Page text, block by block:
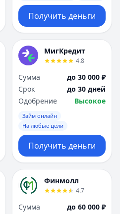
Получить деньги
МигКредит
4.8
Сумма
до 30 000 ₽
Срок
до 30 дней
Одобрение
Высокое
Займ онлайн
На любые цели
Получить деньги
Финмолл
4.7
Сумма
до 60 000 ₽